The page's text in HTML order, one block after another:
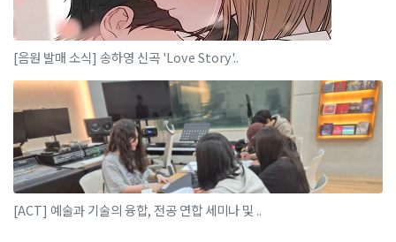
[음원 발매 소식] 송하영 신곡 'Love Story'..
[ACT] 예술과 기술의 융합, 전공 연합 세미나 및 ..